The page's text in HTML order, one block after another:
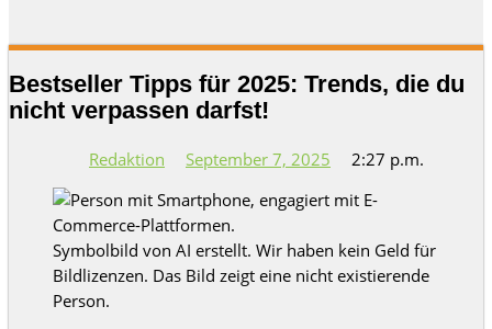
Bestseller Tipps für 2025: Trends, die du
nicht verpassen darfst!
Redaktion September 7, 2025 2:27 p.m.
Symbolbild von AI erstellt. Wir haben kein Geld für
Bildlizenzen. Das Bild zeigt eine nicht existierende
Person.